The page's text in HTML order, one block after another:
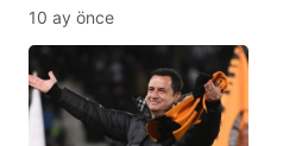
10 ay önce